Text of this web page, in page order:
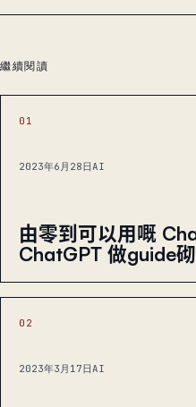
繼續閱讀
01
2023年6月28日 AI
由零到可以用嘅
ChatGPT 做guide
02
2023年3月17日 AI